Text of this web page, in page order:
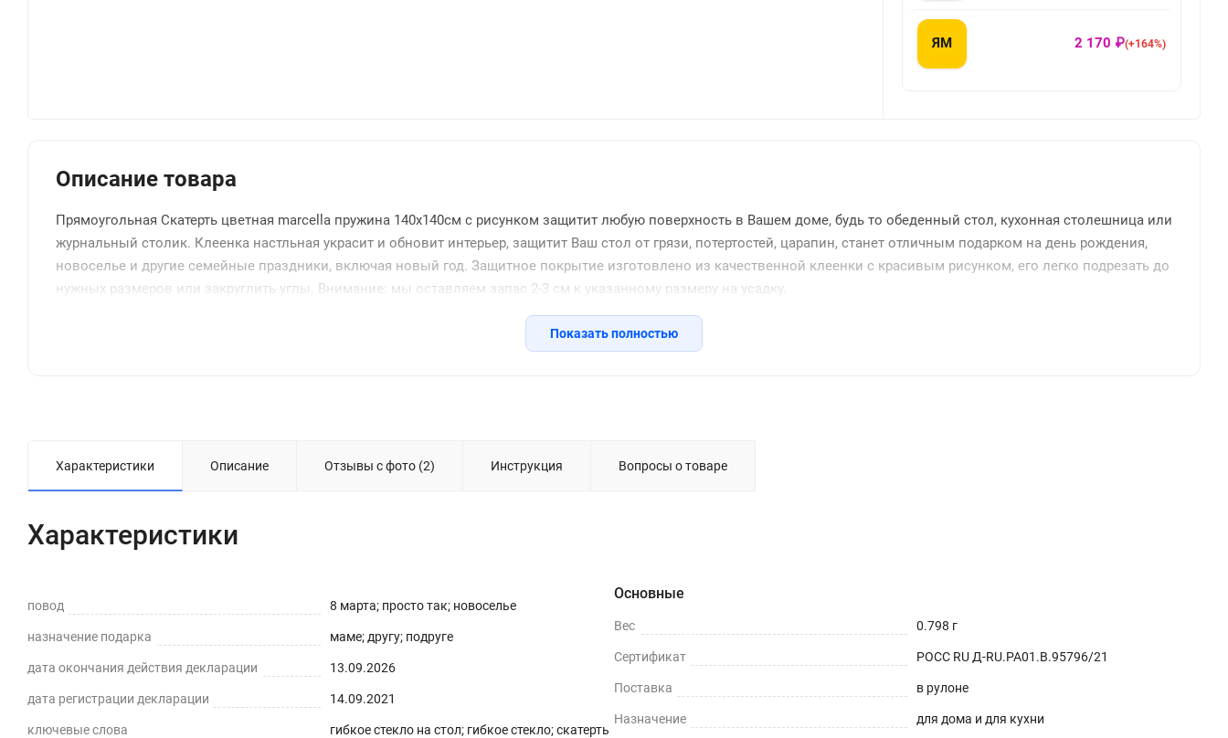
ЯМ 2 170 ₽(+164%)
Описание товара
Прямоугольная Скатерть цветная marcella пружина 140x140см с рисунком защитит любую поверхность в Вашем доме, будь то обеденный стол, кухонная столешница или
журнальный столик. Клеенка настльная украсит и обновит интерьер, защитит Ваш стол от грязи, потертостей, царапин, станет отличным подарком на день рождения,
новоселье и другие семейные праздники, включая новый год. Защитное покрытие изготовлено из качественной клеенки с красивым рисунком, его легко подрезать до
нужных размеров или закруглить углы. Внимание: мы оставляем запас 2-3 см к указанному размеру на усадку.
Показать полностью
Характеристики Описание Отзывы с фото (2) Инструкция Вопросы о товаре
Характеристики
повод 8 марта; просто так; новоселье
назначение подарка маме; другу; подруге
дата окончания действия декларации 13.09.2026
дата регистрации декларации 14.09.2021
ключевые слова
гибкое стекло на стол; гибкое стекло; скатерть
Основные
Вес 0.798 г
Сертификат РОСС RU Д-RU.РА01.В.95796/21
Поставка в рулоне
Назначение для дома и для кухни